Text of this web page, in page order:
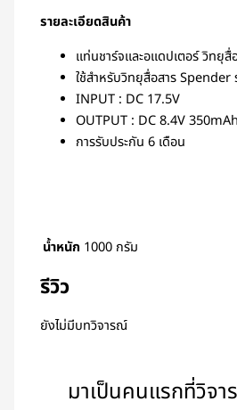
รายละเอียดสินค้า
แท่นชาร์จและอแดปเตอร์ วิทยุ
ใช้สำหรับวิทยุสื่อสาร Spender
INPUT : DC 17.5V
OUTPUT : DC 8.4V 350mAh
การรับประกัน 6 เดือน
น้ำหนัก 1000 กรัม
รีวิว
ยังไม่มีบทวิจารณ์
มาเป็นคนแรกที่วิจ